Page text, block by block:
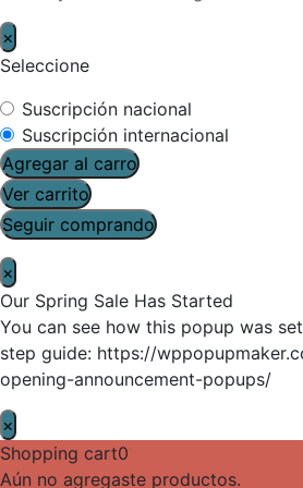
×
Seleccione
Suscripción nacional
Suscripción internacional
Agregar al carro
Ver carrito
Seguir comprando
×
Our Spring Sale Has Started
You can see how this popup was
step guide: https://
opening-announcement-popups/
×
Shopping cart0
Aún no agregaste productos.